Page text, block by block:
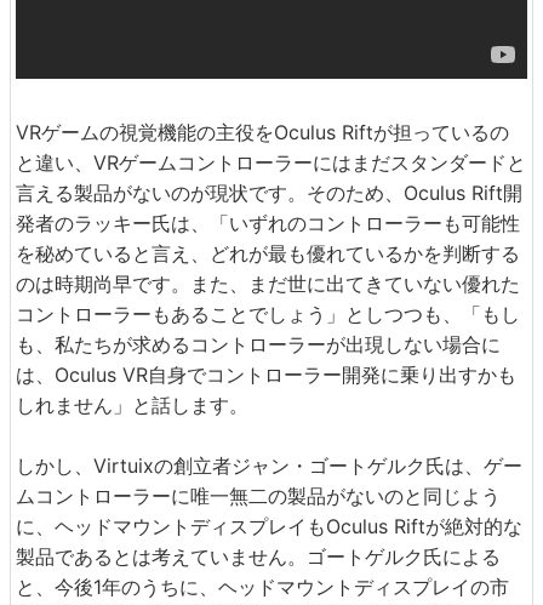
VRゲームの視覚機能の主役をOculus Riftが担っているの
と違い、VRゲームコントローラーにはまだスタンダードと
言える製品がないのが現状です。そのため、Oculus Rift開
発者のラッキー氏は、「いずれのコントローラーも可能性
を秘めていると言え、どれが最も優れているかを判断する
のは時期尚早です。また、まだ世に出てきていない優れた
コントローラーもあることでしょう」としつつも、「もし
も、私たちが求めるコントローラーが出現しない場合に
は、Oculus VR自身でコントローラー開発に乗り出すかも
しれません」と話します。
しかし、Virtuixの創立者ジャン・ゴートゲルク氏は、ゲー
ムコントローラーに唯一無二の製品がないのと同じよう
に、ヘッドマウントディスプレイもOculus Riftが絶対的な
製品であるとは考えていません。ゴートゲルク氏による
と、今後1年のうちに、ヘッドマウントディスプレイの市